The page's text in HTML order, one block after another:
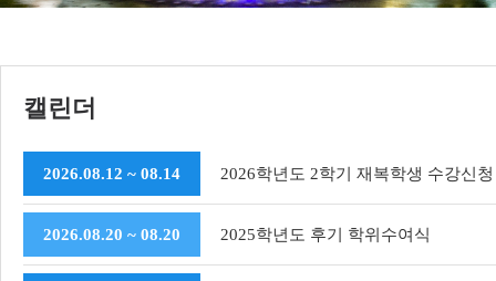
캘린더
2026.08.12 ~ 08.14 2026학년도 2학기 재복학생 수강신
2026.08.20 ~ 08.20 2025학년도 후기 학위수여식